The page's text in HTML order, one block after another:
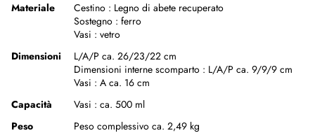
Materiale
Cestino : Legno di abete recuperato
Sostegno : ferro
Vasi : vetro
Dimensioni
L/A/P ca. 26/23/22 cm
Dimensioni interne scomparto : L/A/P ca. 9/9/9 cm
Vasi : A ca. 16 cm
Capacità
Vasi : ca. 500 ml
Peso
Peso complessivo ca. 2,49 kg